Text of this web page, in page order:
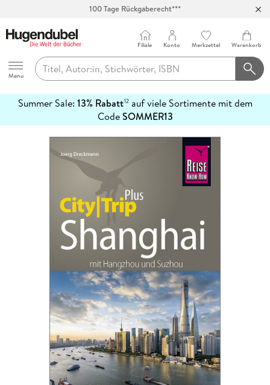
Hugendubel
Menu
Filiale Konto Merkzettel Warenkorb
Summer Sale: 13% Rabatt12auf viele Sortimente mit dem
CodeSOMMER13
erfahren